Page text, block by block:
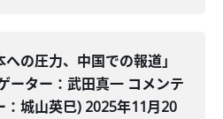
への圧力、中国での報道」
ーター：武田真一 コメンテ
：城山英巳) 2025年11月20